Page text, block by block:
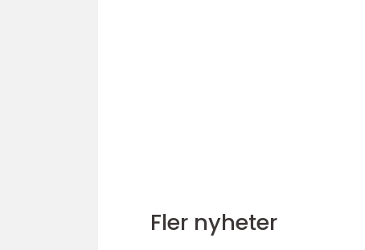
Fler nyheter